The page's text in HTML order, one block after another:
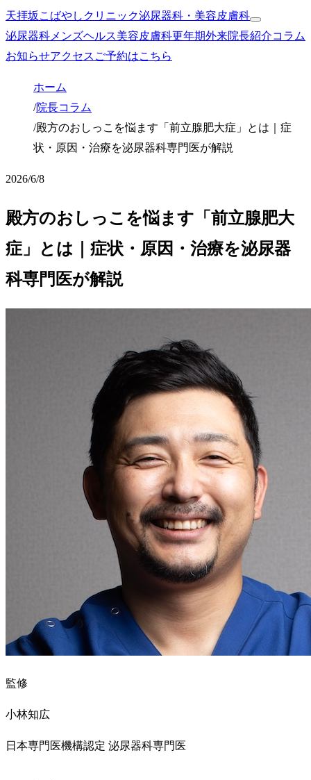
天拝坂こばやしクリニック泌尿器科・美容皮膚科
泌尿器科 メンズヘルス美容皮膚科更年期外来院長紹介コラム
お知らせアクセス ご予約はこちら
ホーム
/院長コラム
/殿方のおしっこを悩ます「前立腺肥大症」とは｜症
状・原因・治療を泌尿器科専門医が解説
2026/6/8
殿方のおしっこを悩ます「前立腺肥大
症」とは｜症状・原因・治療を泌尿器
科専門医が解説
監修
小林知広
日本専門医機構認定 泌尿器科専門医